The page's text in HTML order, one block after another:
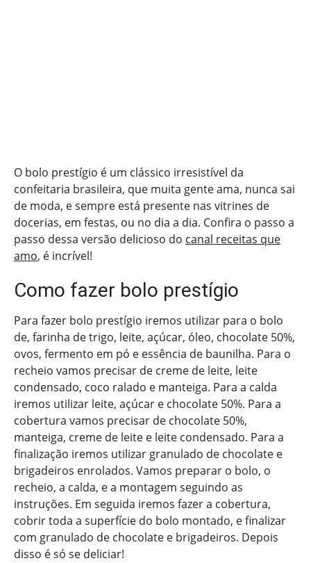
O bolo prestígio é um clássico irresistível da
confeitaria brasileira, que muita gente ama, nunca sai
de moda, e sempre está presente nas vitrines de
docerias, em festas, ou no dia a dia. Confira o passo a
passo dessa versão delicioso do canal receitas que
amo, é incrível!
Como fazer bolo prestígio
Para fazer bolo prestígio iremos utilizar para o bolo
de, farinha de trigo, leite, açúcar, óleo, chocolate 50%,
ovos, fermento em pó e essência de baunilha. Para o
recheio vamos precisar de creme de leite, leite
condensado, coco ralado e manteiga. Para a calda
iremos utilizar leite, açúcar e chocolate 50%. Para a
cobertura vamos precisar de chocolate 50%,
manteiga, creme de leite e leite condensado. Para a
finalização iremos utilizar granulado de chocolate e
brigadeiros enrolados. Vamos preparar o bolo, o
recheio, a calda, e a montagem seguindo as
instruções. Em seguida iremos fazer a cobertura,
cobrir toda a superfície do bolo montado, e finalizar
com granulado de chocolate e brigadeiros. Depois
disso é só se deliciar!